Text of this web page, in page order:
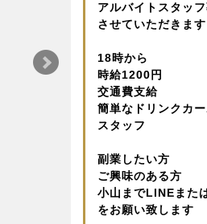
アルバイトスタッ
させていただきます
18時から
時給1200円
交通費支給
簡単なドリンクカ
スタッフ
副業したい方
ご興味のある方
小山までLINEまた
をお願い致します